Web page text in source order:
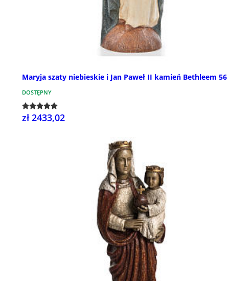
Maryja szaty niebieskie i Jan Paweł II kamień Bethleem 56
DOSTĘPNY
zł 2433,02